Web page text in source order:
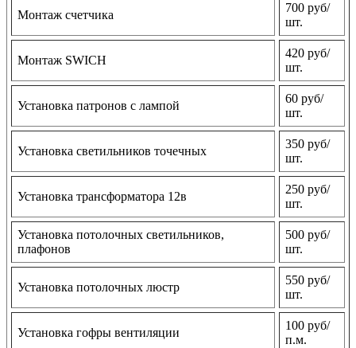
Монтаж счетчика
700 руб/
шт.
Монтаж SWICH
420 руб/
шт.
Установка патронов с лампой
60 руб/
шт.
Установка светильников точечных
350 руб/
шт.
Установка трансформатора 12в
250 руб/
шт.
Установка потолочных светильников,
плафонов
500 руб/
шт.
Установка потолочных люстр
550 руб/
шт.
Установка гофры вентиляции
100 руб/
п.м.